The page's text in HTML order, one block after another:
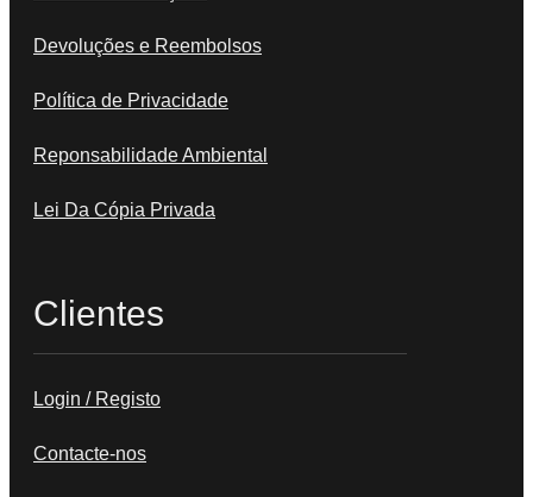
Devoluções e Reembolsos
Política de Privacidade
Reponsabilidade Ambiental
Lei Da Cópia Privada
Clientes
Login / Registo
Contacte-nos